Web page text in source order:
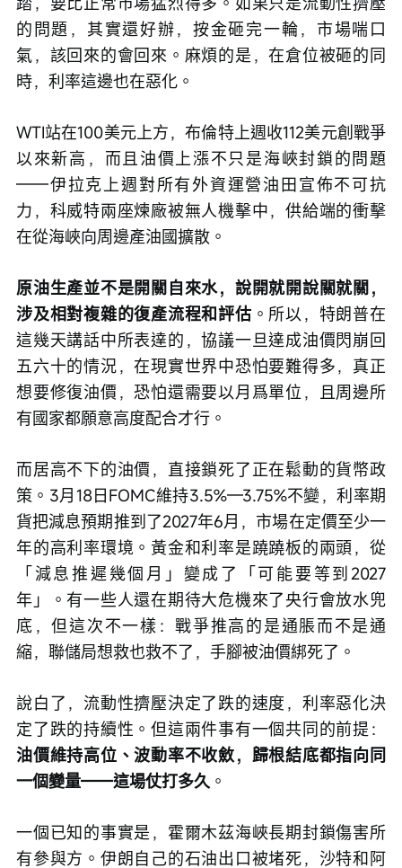
的問題，其實還好辦，按金砸完一輪，市場喘口
氣，該回來的會回來。麻煩的是，在倉位被砸的同
時，利率這邊也在惡化。
WTI站在100美元上方，布倫特上週收112美元創戰爭
以來新高，而且油價上漲不只是海峽封鎖的問題
——伊拉克上週對所有外資運營油田宣佈不可抗
力，科威特兩座煉廠被無人機擊中，供給端的衝擊
在從海峽向周邊產油國擴散。
原油生產並不是開關自來水，說開就開說關就關，
涉及相對複雜的復產流程和評估 。所以，特朗普在
這幾天講話中所表達的，協議一旦達成油價閃崩回
五六十的情況，在現實世界中恐怕要難得多，真正
想要修復油價，恐怕還需要以月爲單位，且周邊所
有國家都願意高度配合才行。
而居高不下的油價，直接鎖死了正在鬆動的貨幣政
策。3月18日FOMC維持3.5%—3.75%不變，利率期
貨把減息預期推到了2027年6月，市場在定價至少一
年的高利率環境。黃金和利率是蹺蹺板的兩頭，從
「減息推遲幾個月」變成了「可能要等到2027
年」。有一些人還在期待大危機來了央行會放水兜
底，但這次不一樣：戰爭推高的是通脹而不是通
縮，聯儲局想救也救不了，手腳被油價綁死了。
說白了，流動性擠壓決定了跌的速度，利率惡化決
定了跌的持續性。但這兩件事有一個共同的前提：
油價維持高位、波動率不收斂，歸根結底都指向同
一個變量——這場仗打多久 。
一個已知的事實是，霍爾木茲海峽長期封鎖傷害所
有參與方。伊朗自己的石油出口被堵死，沙特和阿